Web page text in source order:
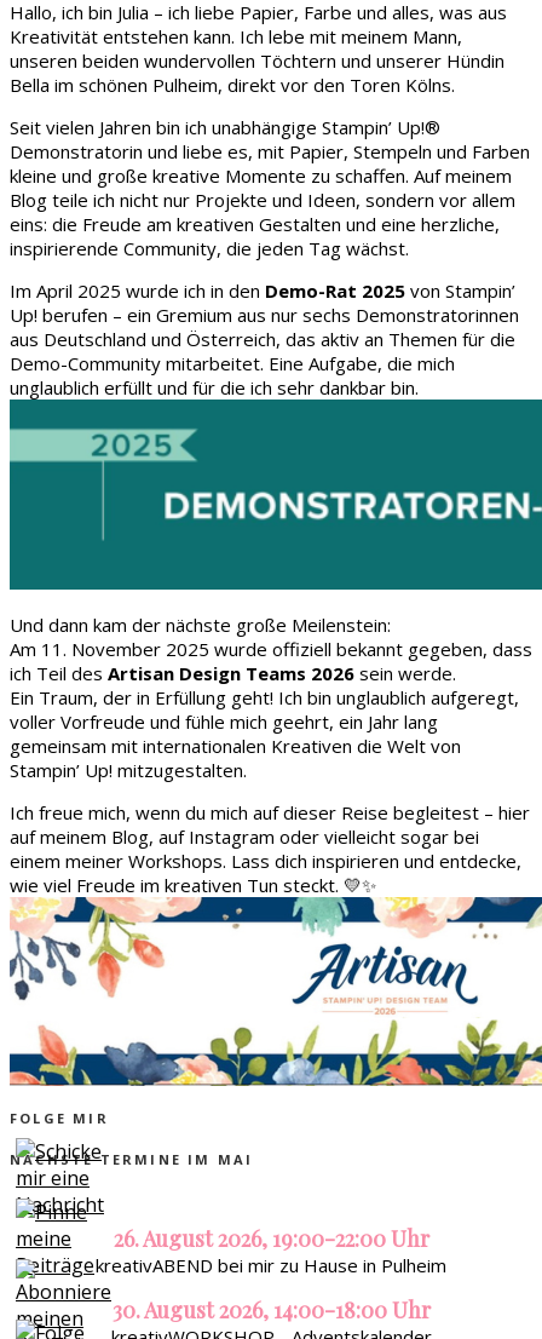
Hallo, ich bin Julia – ich liebe Papier, Farbe und alles, was aus
Kreativität entstehen kann. Ich lebe mit meinem Mann,
unseren beiden wundervollen Töchtern und unserer Hündin
Bella im schönen Pulheim, direkt vor den Toren Kölns.
Seit vielen Jahren bin ich unabhängige Stampin’ Up!®
Demonstratorin und liebe es, mit Papier, Stempeln und Farben
kleine und große kreative Momente zu schaffen. Auf meinem
Blog teile ich nicht nur Projekte und Ideen, sondern vor allem
eins: die Freude am kreativen Gestalten und eine herzliche,
inspirierende Community, die jeden Tag wächst.
Im April 2025 wurde ich in den Demo-Rat 2025 von Stampin’
Up! berufen – ein Gremium aus nur sechs Demonstratorinnen
aus Deutschland und Österreich, das aktiv an Themen für die
Demo-Community mitarbeitet. Eine Aufgabe, die mich
unglaublich erfüllt und für die ich sehr dankbar bin.
Und dann kam der nächste große Meilenstein:
Am 11. November 2025 wurde offiziell bekannt gegeben, dass
ich Teil des Artisan Design Teams 2026 sein werde.
Ein Traum, der in Erfüllung geht! Ich bin unglaublich aufgeregt,
voller Vorfreude und fühle mich geehrt, ein Jahr lang
gemeinsam mit internationalen Kreativen die Welt von
Stampin’ Up! mitzugestalten.
Ich freue mich, wenn du mich auf dieser Reise begleitest – hier
auf meinem Blog, auf Instagram oder vielleicht sogar bei
einem meiner Workshops. Lass dich inspirieren und entdecke,
wie viel Freude im kreativen Tun steckt. 💛✨
FOLGE MIR
NÄCHSTE TERMINE IM MAI
26. August 2026, 19:00-22:00 Uhr
kreativABEND bei mir zu Hause in Pulheim
30. August 2026, 14:00-18:00 Uhr